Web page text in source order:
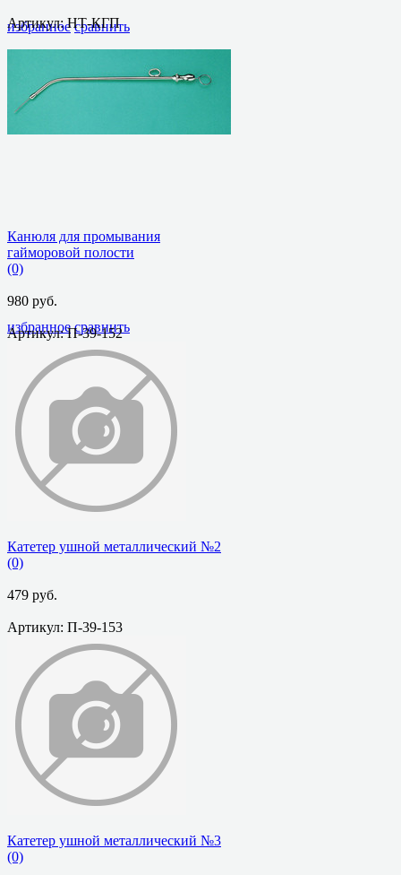
избранное сравнить
Артикул: НТ-КГП
избранное сравнить
Канюля для промывания
гайморовой полости
(0)
980 руб.
Артикул: П-39-152
избранное сравнить
Катетер ушной металлический №2
(0)
479 руб.
Артикул: П-39-153
Катетер ушной металлический №3
(0)